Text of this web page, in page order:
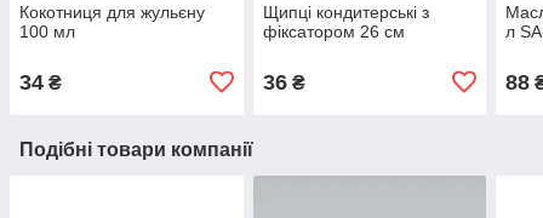
Кокотниця для жульєну
100 мл
34 ₴
Щипці кондитерські з
фіксатором 26 см
36₴
л
88
Подібні товари компанії